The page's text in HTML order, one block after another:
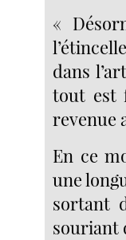
«
dans
tout est
revenue
En ce
une
sortant
souriant